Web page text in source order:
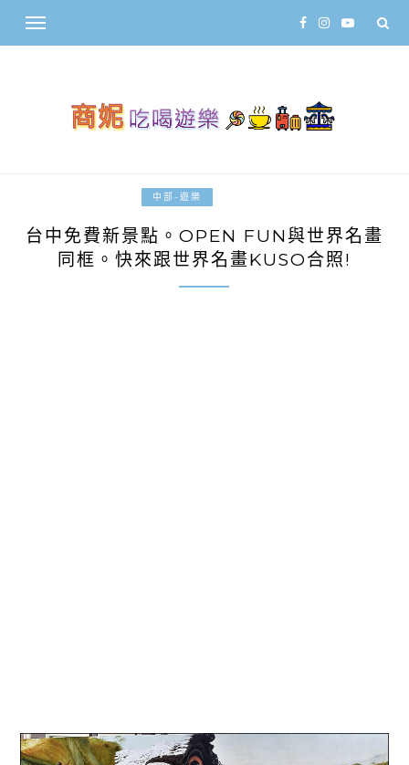
中部-遊樂
台中免費新景點。OPEN FUN與世界名畫
同框。快來跟世界名畫KUSO合照!